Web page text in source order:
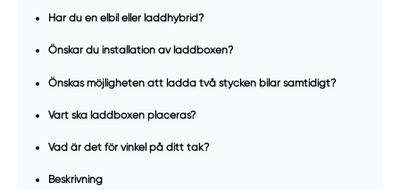
Har du en elbil eller laddhybrid?
Önskar du installation av laddboxen?
Önskas möjligheten att ladda två stycken bilar samtidigt?
Vart ska laddboxen placeras?
Vad är det för vinkel på ditt tak?
Beskrivning